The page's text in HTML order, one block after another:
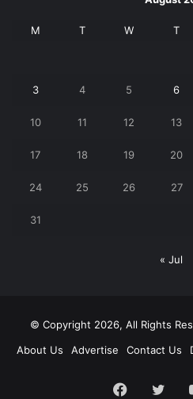
M T W T
3 4 5 6
10 11 12 13
17 18 19 20
24 25 26 27
31
« Jul
© Copyright 2026, All Rights
About Us
Advertise Contact Us
Facebook